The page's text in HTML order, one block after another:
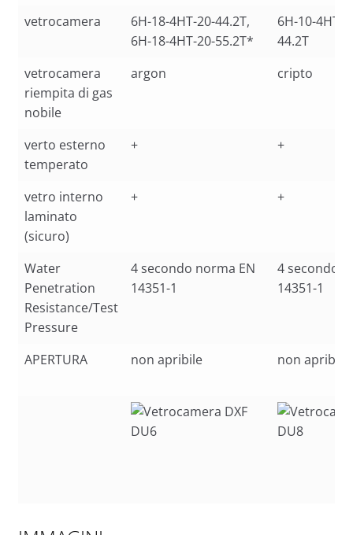
vetrocamera
6H-18-4HT-20-44.2T,
6H-18-4HT-20-55.2T*
6H-10-4HT-
44.2T
vetrocamera
riempita di gas
nobile
argon cripto
verto esterno
temperato
+ +
vetro interno
laminato
(sicuro)
+ +
Water
Penetration
Resistance/Test
Pressure
4 secondo norma EN
14351-1
4 secondo
14351-1
APERTURA non apribile non apribile